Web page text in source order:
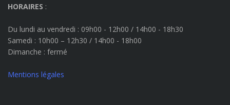
HORAIRES :
Du lundi au vendredi : 09h00 - 12h00 / 14h00 - 18h30
Samedi : 10h00 – 12h30 / 14h00 - 18h00
Dimanche : fermé
Mentions légales